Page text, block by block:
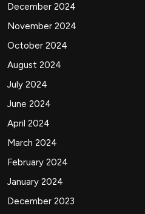
December 2024
November 2024
October 2024
August 2024
July 2024
June 2024
April 2024
March 2024
February 2024
January 2024
December 2023